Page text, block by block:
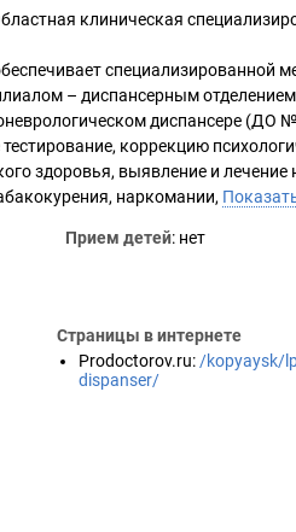
клиническая
специализированной
– диспансерным
диспансере
коррекцию
здоровья, выявление и лечение
наркомании,
Прием детей: нет
Страницы в интернете
Prodoctorov.ru: /kopyaysk/
dispanser/